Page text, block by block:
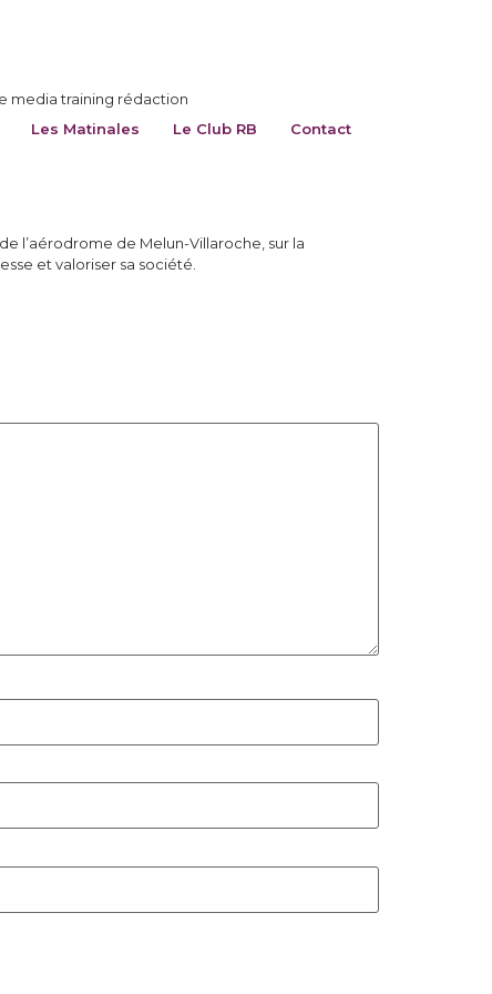
media training rédaction
Les Matinales Le Club RB Contact
l’aérodrome de Melun-Villaroche, sur la
et valoriser sa société.